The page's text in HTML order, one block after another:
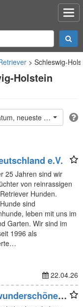
Schleswig-
Holstein
neueste oben
e.V.
25 Jahren sind wir
von reinrassigen
Hunden.
sind
leben mit uns im
Garten. Wir sind im
1996 als
22.04.26